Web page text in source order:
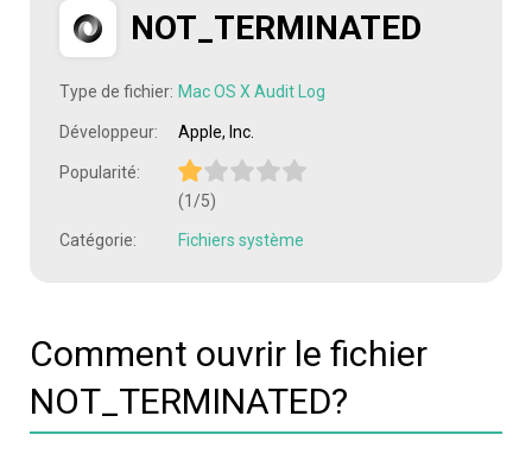
NOT_TERMINATED
Type de fichier: Mac OS X Audit Log
Développeur: Apple, Inc.
Popularité:
(1/5)
Catégorie: Fichiers système
Comment ouvrir le fichier
NOT_TERMINATED?